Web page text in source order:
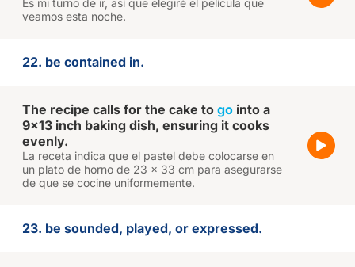
Es mi turno de ir, así que elegiré el película que
veamos esta noche.
22. be contained in.
The recipe calls for the cake to go into a
9x13 inch baking dish, ensuring it cooks
evenly.
La receta indica que el pastel debe colocarse en
un plato de horno de 23 x 33 cm para asegurarse
de que se cocine uniformemente.
23. be sounded, played, or expressed.